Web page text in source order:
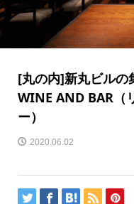
[丸の内]新丸ビルの
WINE AND BAR（
ー）
2020.06.02